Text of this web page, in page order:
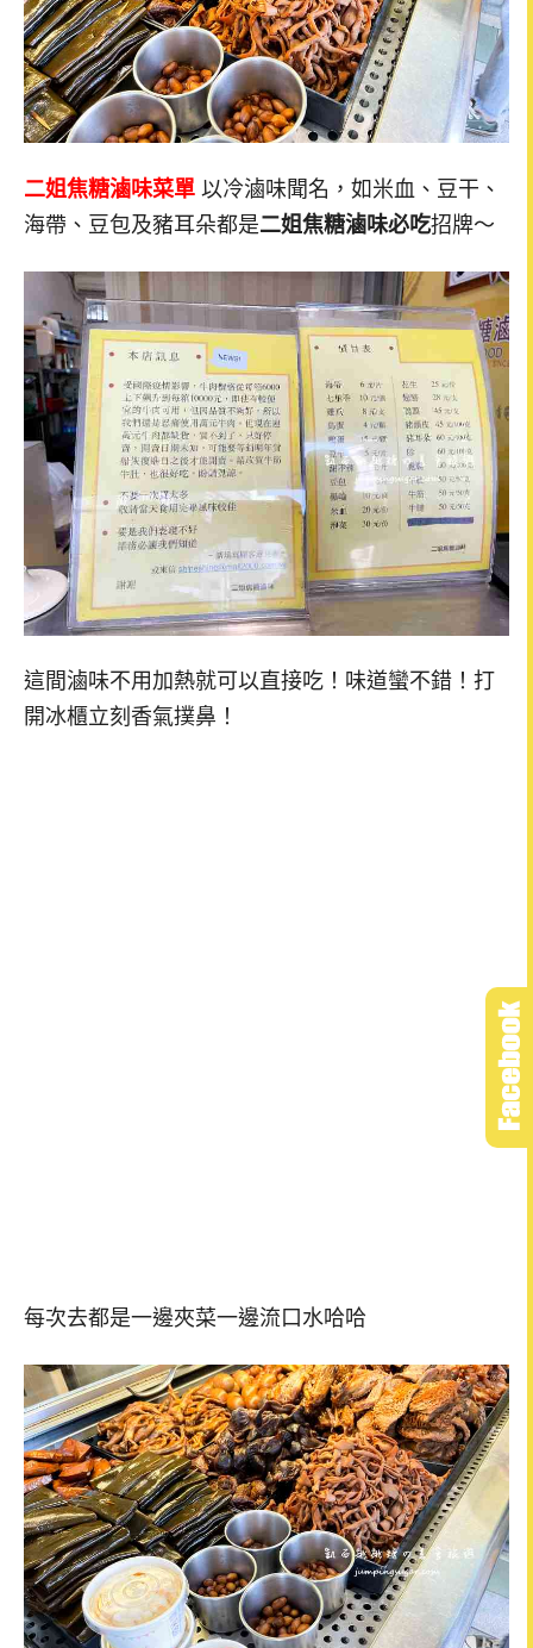
二姐焦糖滷味菜單 以冷滷味聞名，如米血、豆干、
海帶、豆包及豬耳朵都是二姐焦糖滷味必吃招牌～
這間滷味不用加熱就可以直接吃！味道蠻不錯！打
開冰櫃立刻香氣撲鼻！
每次去都是一邊夾菜一邊流口水哈哈